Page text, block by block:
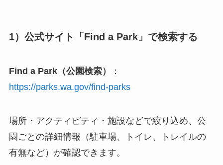
1）公式サイト「Find a Park」で検索する
Find a Park（公園検索）
：
https://parks.wa.gov/find-parks
場所・アクティビティ・施設などで絞り込め、公
園ごとの詳細情報（駐車場、トイレ、トレイルの
有無など）が確認できます。